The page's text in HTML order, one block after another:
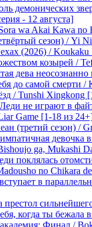
демонических
- 12 августа]
wa Akai Kawa
сезон) / Yi
(2026) /
козырей /
дева
до самой смерти
/ Tunshi Xingkong
не играют в
Game [1-18 из
(третий сезон) /
девочка
ga, Mukashi
поклялась
no Chikara
в
престол
когда ты
Финал /